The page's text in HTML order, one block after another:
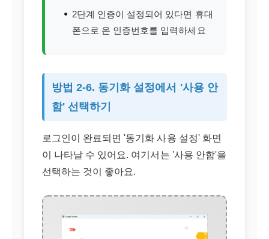
2단계 인증이 설정되어 있다면 휴대
폰으로 온 인증번호를 입력하세요
방법 2-6. 동기화 설정에서 '사용 안
함' 선택하기
로그인이 완료되면 '동기화 사용 설정' 화면
이 나타날 수 있어요. 여기서는 '사용 안함'을
선택하는 것이 좋아요.